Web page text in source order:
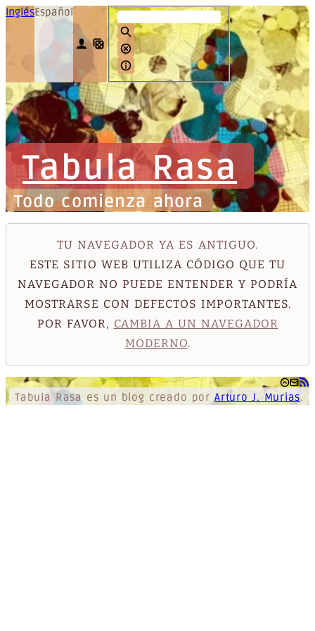
InglésEspañol
Tabula Rasa
Todo comienza ahora
TU NAVEGADOR YA ES ANTIGUO.
ESTE SITIO WEB UTILIZA CÓDIGO QUE TU
NAVEGADOR NO PUEDE ENTENDER Y PODRÍA
MOSTRARSE CON DEFECTOS IMPORTANTES.
POR FAVOR, CAMBIA A UN NAVEGADOR
MODERNO.
Tabula Rasa es un blog creado porArturo J. Murias.